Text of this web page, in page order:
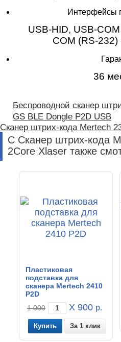
Интерфейсы
USB-HID, USB-
COM (RS-
36
Беспроводной сканер
GS BLE Dongle P2D USB
Сканер штрих-кода Mertech
С Сканер штрих-кода
2Core Xlaser также
Пластиковая
подставка для
сканера Mertech 2410
P2D
1 000
X 900 р.
За 1 клик